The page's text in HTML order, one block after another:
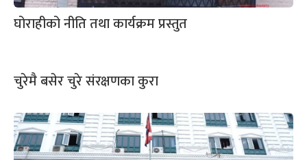
घोराहीको नीति तथा कार्यक्रम प्रस्तुत
चुरेमै बसेर चुरे संरक्षणका कुरा